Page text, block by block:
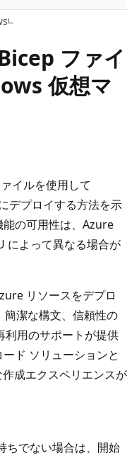
ファイ
仮想マ
イルを使用して
デプロイする方法を示
能の可用性は、Azure
によって異なる場合が
リソースをデプロ
簡潔な構文、信頼性の
利用のサポートが提供
ド ソリューションと
成エクスペリエンスが
ちでない場合は、開始